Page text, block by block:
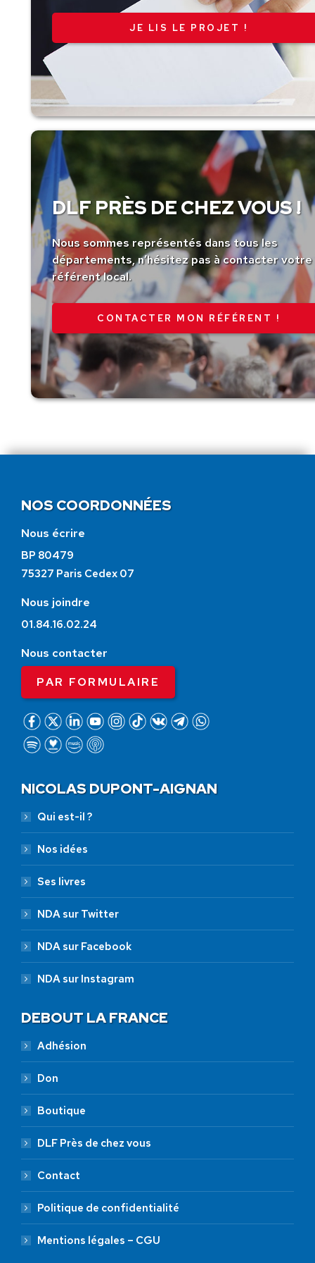
JE LIS LE PROJET !
DLF PRÈS DE CHEZ VOUS !
Nous sommes représentés dans tous les
départements, n’hésitez pas à contacter votre
référent local.
CONTACTER MON RÉFÉRENT !
NOS COORDONNÉES
Nous écrire
BP 80479
75327 Paris Cedex 07
Nous joindre
01.84.16.02.24
Nous contacter
PAR FORMULAIRE
NICOLAS DUPONT-AIGNAN
Qui est-il ?
Nos idées
Ses livres
NDA sur Twitter
NDA sur Facebook
NDA sur Instagram
DEBOUT LA FRANCE
Adhésion
Don
Boutique
DLF Près de chez vous
Contact
Politique de confidentialité
Mentions légales – CGU